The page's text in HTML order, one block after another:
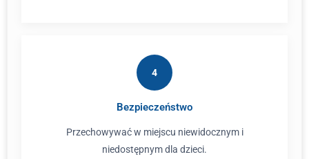
4
Bezpieczeństwo
Przechowywać w miejscu niewidocznym i
niedostępnym dla dzieci.